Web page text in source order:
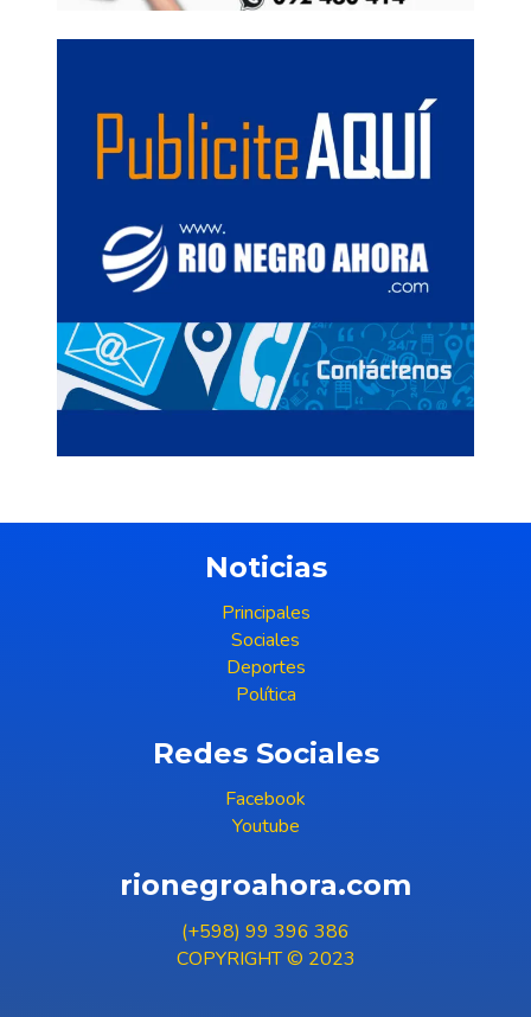
Noticias
Principales
Sociales
Deportes
Política
Redes Sociales
Facebook
Youtube
rionegroahora.com
(+598) 99 396 386
COPYRIGHT © 2023